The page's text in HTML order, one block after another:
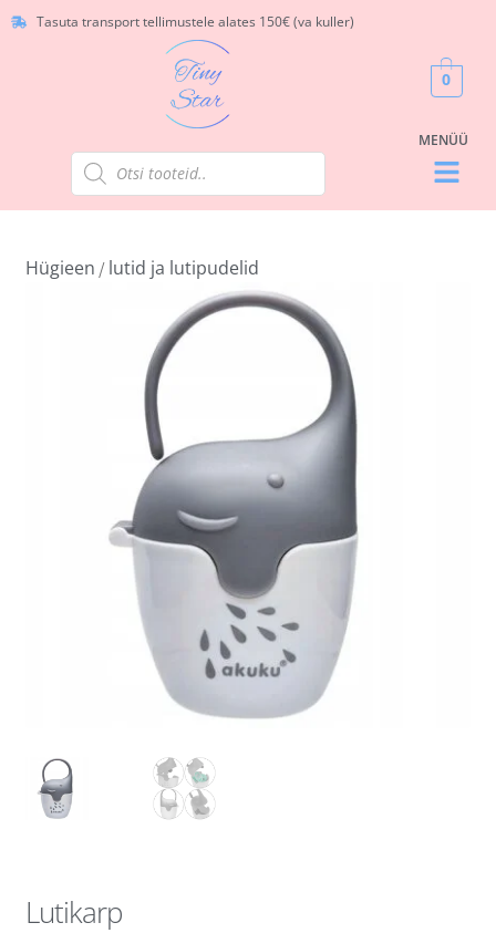
Tasuta transport tellimustele alates 150€ (va kuller)
0
Hügieen / lutid ja lutipudelid
Lutikarp